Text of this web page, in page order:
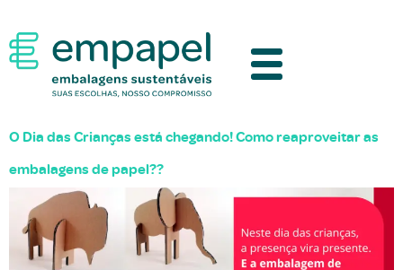
O Dia das Crianças está chegando! Como reaproveitar as
embalagens de papel??